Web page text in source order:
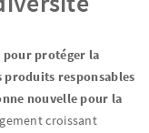
pour protéger la
produits responsables
nouvelle pour la
croissant